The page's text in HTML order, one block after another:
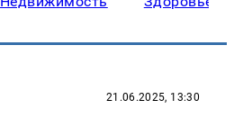
21.06.2025, 13:30